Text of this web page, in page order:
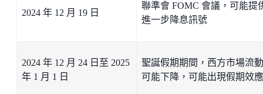
2024 年 12 月 19 日
聯準會 FOMC 會議，可能提
進一步降息訊號
2024 年 12 月 24 日至 2025
年 1 月 1 日
聖誕假期期間，西方市場流
可能下降，可能出現假期效應